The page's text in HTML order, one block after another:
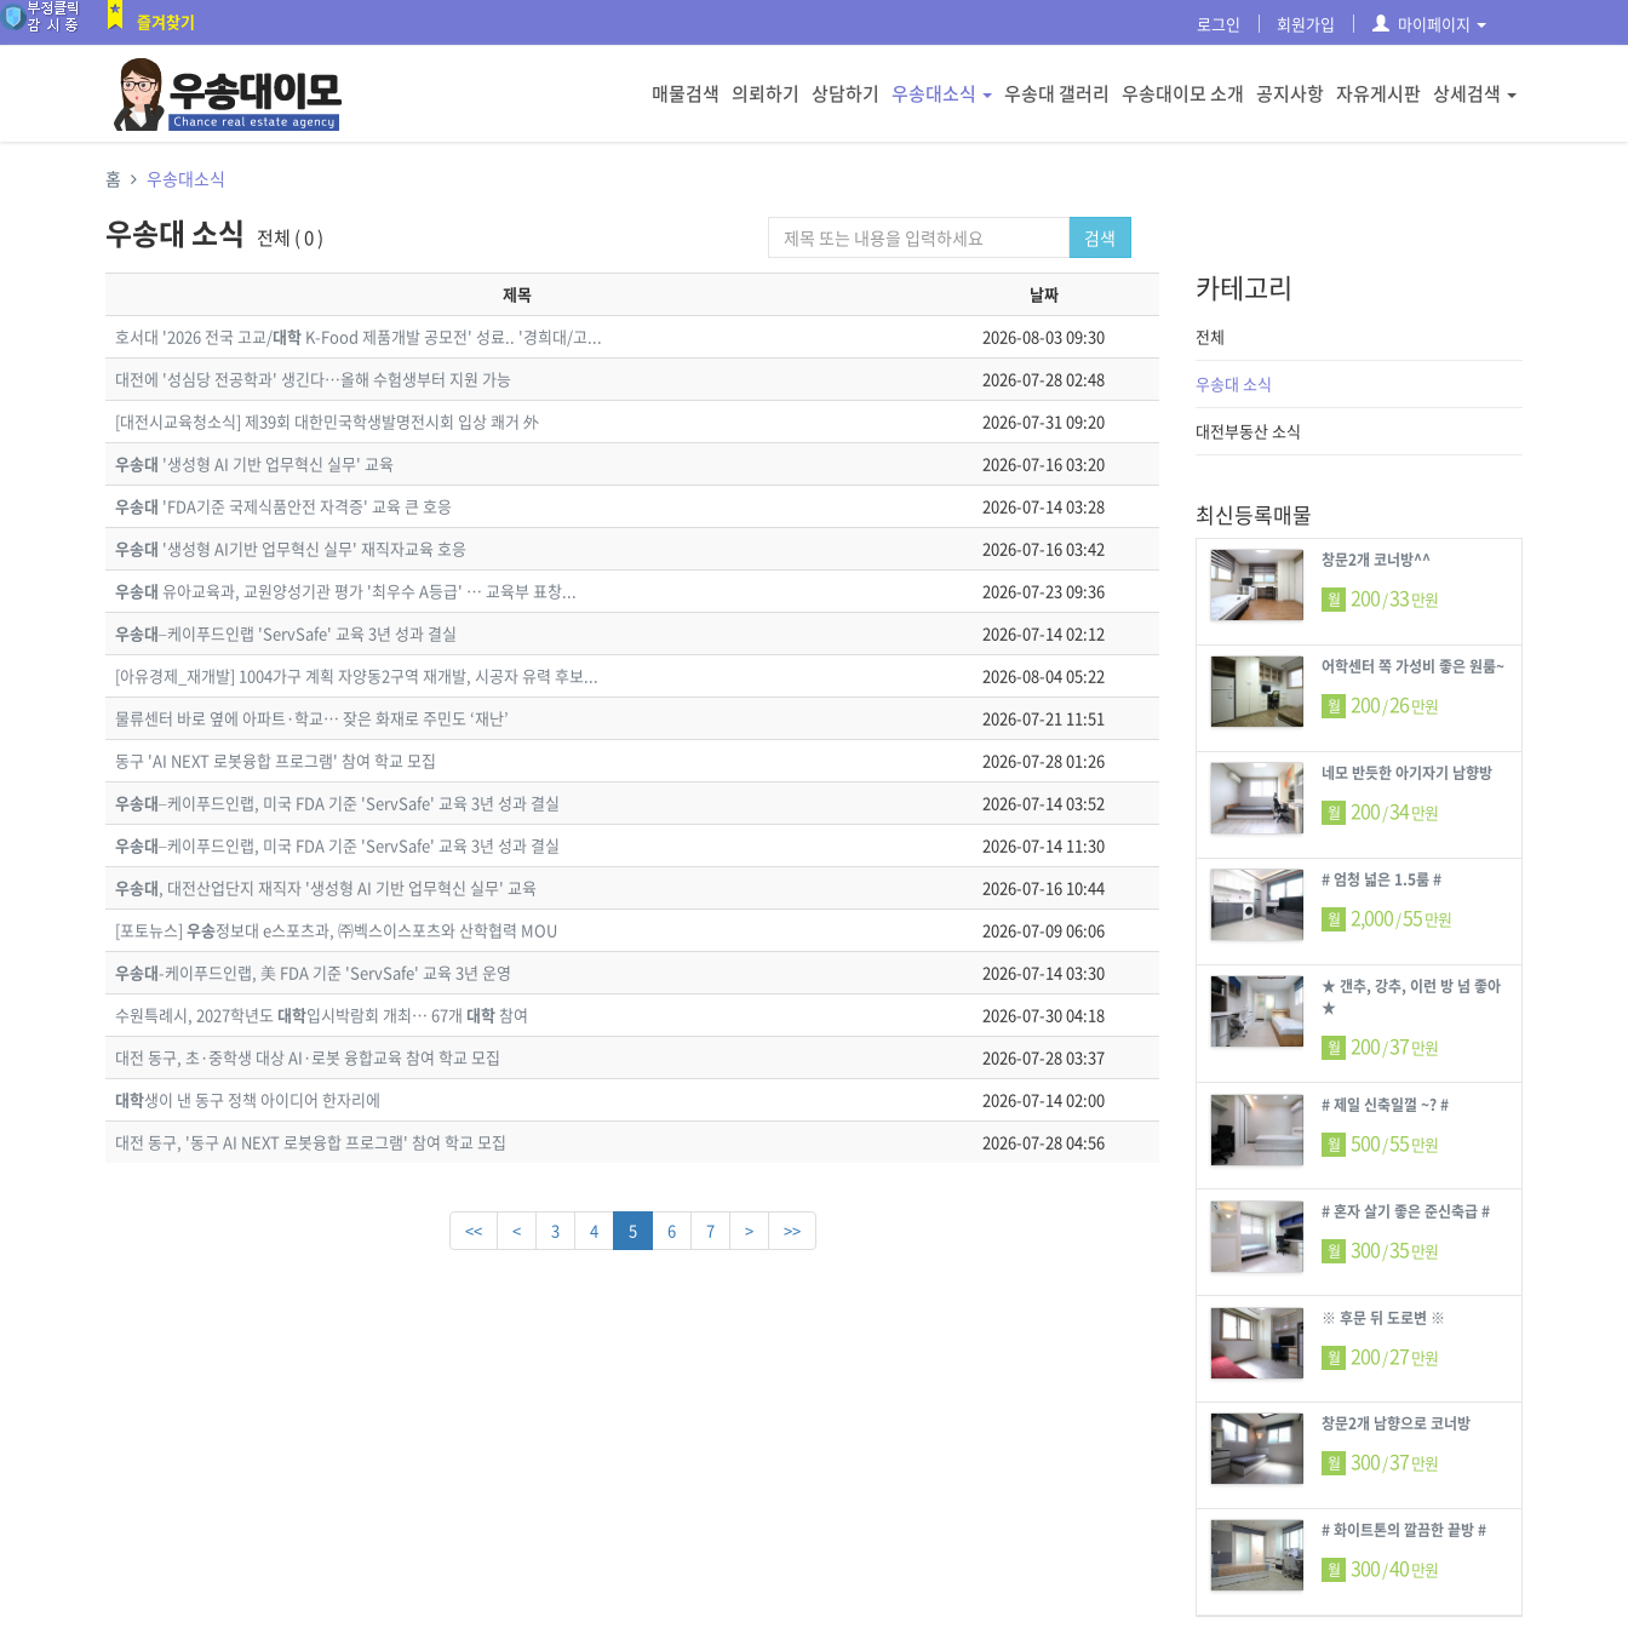
즐겨찾기 로그인 회원가입 마이페이지
매물검색 의뢰하기 상담하기 우송대소식 우송대 갤러리 우송대이모 소개 공지사항 자유게시판 상세검색
홈 우송대소식
우송대 소식 전체 ( 0 ) 검색
제목
날짜
호서대 '2026 전국 고교/대학 K-Food 제품개발 공모전' 성료.. '경희대/고...
2026-08-03 09:30
대전에 '성심당 전공학과' 생긴다…올해 수험생부터 지원 가능
2026-07-28 02:48
[대전시교육청소식] 제39회 대한민국학생발명전시회 입상 쾌거 外
2026-07-31 09:20
우송대 '생성형 AI 기반 업무혁신 실무' 교육
2026-07-16 03:20
우송대 'FDA기준 국제식품안전 자격증' 교육 큰 호응
2026-07-14 03:28
우송대 '생성형 AI기반 업무혁신 실무' 재직자교육 호응
2026-07-16 03:42
우송대 유아교육과, 교원양성기관 평가 '최우수 A등급' … 교육부 표창...
2026-07-23 09:36
우송대–케이푸드인랩 'ServSafe' 교육 3년 성과 결실
2026-07-14 02:12
[아유경제_재개발] 1004가구 계획 자양동2구역 재개발, 시공자 유력 후보...
2026-08-04 05:22
물류센터 바로 옆에 아파트·학교… 잦은 화재로 주민도 ‘재난’
2026-07-21 11:51
동구 'AI NEXT 로봇융합 프로그램' 참여 학교 모집
2026-07-28 01:26
우송대–케이푸드인랩, 미국 FDA 기준 'ServSafe' 교육 3년 성과 결실
2026-07-14 03:52
우송대–케이푸드인랩, 미국 FDA 기준 'ServSafe' 교육 3년 성과 결실
2026-07-14 11:30
우송대, 대전산업단지 재직자 '생성형 AI 기반 업무혁신 실무' 교육
2026-07-16 10:44
[포토뉴스] 우송정보대 e스포츠과, ㈜벡스이스포츠와 산학협력 MOU
2026-07-09 06:06
우송대-케이푸드인랩, 美 FDA 기준 'ServSafe' 교육 3년 운영
2026-07-14 03:30
수원특례시, 2027학년도 대학입시박람회 개최… 67개 대학 참여
2026-07-30 04:18
대전 동구, 초·중학생 대상 AI·로봇 융합교육 참여 학교 모집
2026-07-28 03:37
대학생이 낸 동구 정책 아이디어 한자리에
2026-07-14 02:00
대전 동구, '동구 AI NEXT 로봇융합 프로그램' 참여 학교 모집
2026-07-28 04:56
<< < 3 4 5 6 7 > >>
카테고리
전체
우송대 소식
대전부동산 소식
최신등록매물
창문2개 코너방^^
월 200/33만원
어학센터 쪽 가성비 좋은 원룸~
월 200/26만원
네모 반듯한 아기자기 남향방
월 200/34만원
# 엄청 넓은 1.5룸 #
월 2,000/55만원
★ 갠추, 강추, 이런 방 넘 좋아
★
월 200/37만원
# 제일 신축일껄 ~? #
월 500/55만원
# 혼자 살기 좋은 준신축급 #
월 300/35만원
※ 후문 뒤 도로변 ※
월 200/27만원
창문2개 남향으로 코너방
월 300/37만원
# 화이트톤의 깔끔한 끝방 #
월 300/40만원